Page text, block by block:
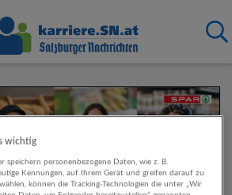
wichtig
speichern personenbezogene Daten, wie z. B.
Kennungen, auf Ihrem Gerät und greifen darauf zu
können die Tracking-Technologien die unter „Wir